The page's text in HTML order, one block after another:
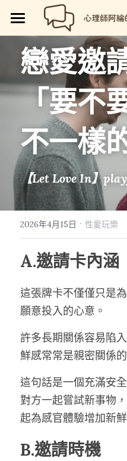
🏡首頁
回應心理學
📗回應心理學
💼【就享知】職場專
好人卡計畫
🏷️好人卡「給
🏕️好人卡店家
邀請戀愛學
邀請戀愛學
😍性愛玩樂
😄親密連結
😡衝突解決
😘恆溫日常
💔總是愛錯人【專欄
💖讓操控失效【專
🥹戀愛裡的眼淚【
📑Love Notes
品牌流程設計
💡品牌流程設計
🖥️7天網站架設
📝SEO文章服務
📊作品集
關於我
😱我是阿綸
📚阿綸的書單
📝所有文章
💸Portaly分站
🎁就愛免費
戀愛邀
「要不
不一樣
【Let Love In】
2026年4月15日 · 性愛玩樂
A.邀請卡內涵
這張牌卡不僅僅只是
願意投入的心意。
許多長期關係容易陷
鮮感常常是親密關係
這句話是一個充滿安
對方一起嘗試新事物
起為感官體驗增加新鮮
B.邀請時機